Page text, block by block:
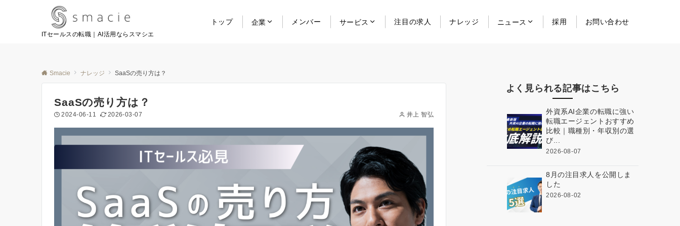
ITセールスの転職｜AI活用ならスマシエ
トップ 企業 メンバー サービス 注目の求人 ナレッジ ニュース 採用 お問い合わせ
Smacie ナレッジ SaaSの売り方は？
SaaSの売り方は？
2024-06-11 2026-03-07 井上 智弘
よく見られる記事はこちら
外資系AI企業の転職に強い
転職エージェントおすすめ
比較｜職種別・年収別の選
び...
2026-08-07
8月の注目求人を公開しま
した
2026-08-02